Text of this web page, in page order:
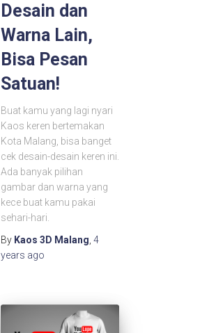
Desain dan
Warna Lain,
Bisa Pesan
Satuan!
Buat kamu yang lagi nyari
Kaos keren bertemakan
Kota Malang, bisa banget
cek desain-desain keren ini.
Ada banyak pilihan
gambar dan warna yang
kece buat kamu pakai
sehari-hari.
By Kaos 3D Malang, 4
years ago